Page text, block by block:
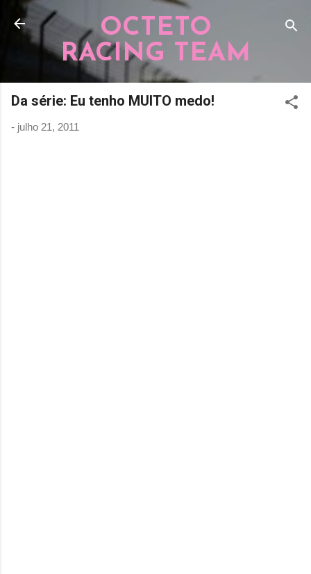
Pular para o conteúdo principal
OCTETO
RACING TEAM
Da série: Eu tenho MUITO medo!
- julho 21, 2011